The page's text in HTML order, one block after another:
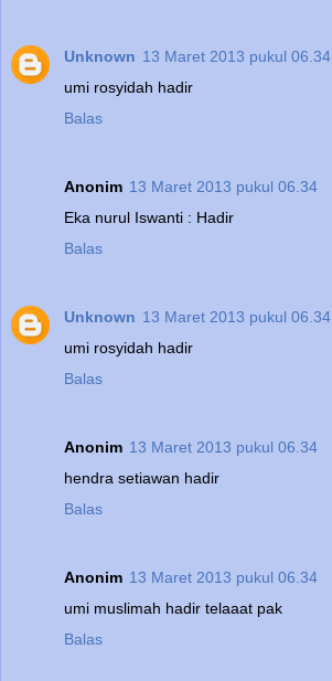
Unknown 13 Maret 2013 pukul 06.34
umi rosyidah hadir
Balas
Anonim 13 Maret 2013 pukul 06.34
Eka nurul Iswanti : Hadir
Balas
Unknown 13 Maret 2013 pukul 06.34
umi rosyidah hadir
Balas
Anonim 13 Maret 2013 pukul 06.34
hendra setiawan hadir
Balas
Anonim 13 Maret 2013 pukul 06.34
umi muslimah hadir telaaat pak
Balas